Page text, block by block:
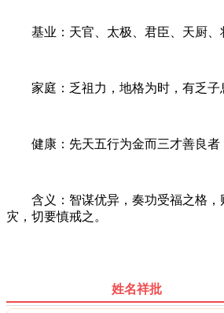
基业：天官、太极、君臣、天厨、
家庭：乏祖力，地格为时，有乏子
健康：先天五行为金而三才善良者
含义：智谋优异，奏功受福之格，
灾，切要慎戒之。
姓名祥批